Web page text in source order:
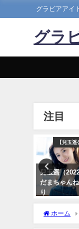
グラビアアイ
グラ
注目
【兒玉
兒玉遥（
だまちゃん
り
ホーム